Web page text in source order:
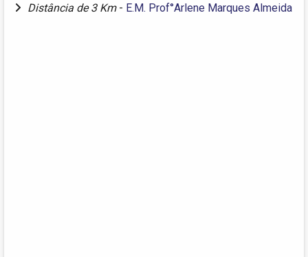
Distância de 3 Km - E.M. Prof°Arlene Marques Almeida